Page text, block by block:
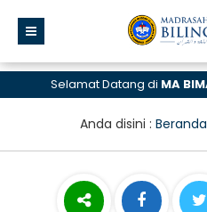
Selamat Datang diMA BIMA
Anda disini : Beranda